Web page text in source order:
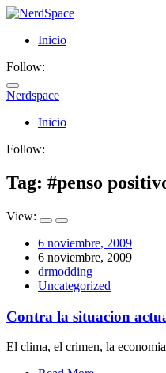
Inicio
Follow:
Nerdspace
NerdSpace
Inicio
Follow:
Tag: #penso
View:
6 noviembre, 2009
6 noviembre, 2009
drmodding
Uncategorized
Contra la situacion
El clima, el crimen, la